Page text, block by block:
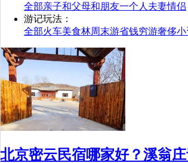
全部亲子和父母和朋友一个人 夫妻情侣
游记玩法 ：
全部火车美食林周末游省钱穷游奢侈小
北京密云民宿哪家好？溪翁